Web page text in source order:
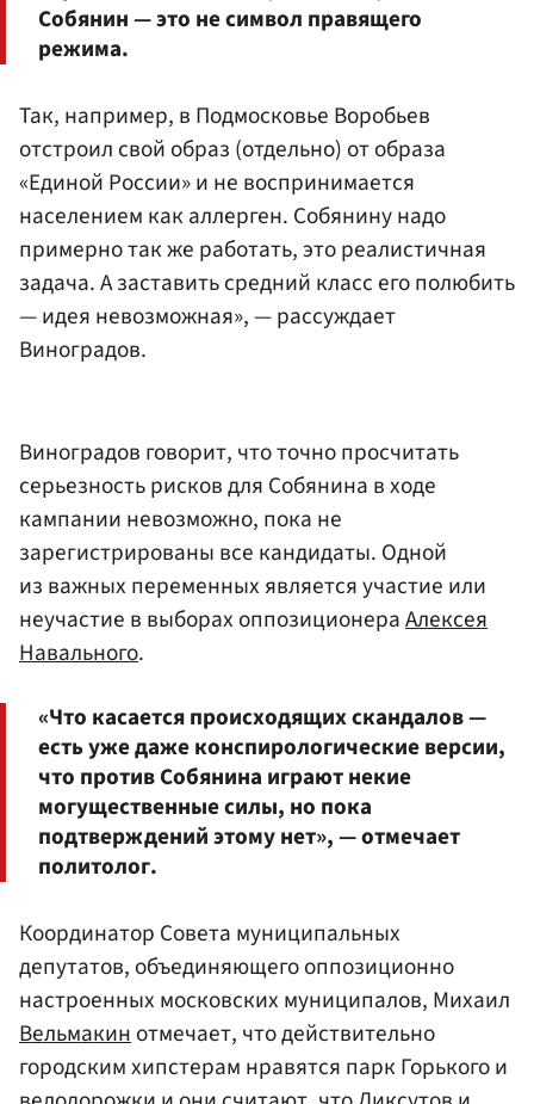
Собянин — это не символ правящего
режима.
Так, например, в Подмосковье Воробьев
отстроил свой образ (отдельно) от образа
«Единой России» и не воспринимается
населением как аллерген. Собянину надо
примерно так же работать, это реалистичная
задача. А заставить средний класс его полюбить
— идея невозможная», — рассуждает
Виноградов.
Виноградов говорит, что точно просчитать
серьезность рисков для Собянина в ходе
кампании невозможно, пока не
зарегистрированы все кандидаты. Одной
из важных переменных является участие или
неучастие в выборах оппозиционераАлексея
Навального.
«Что касается происходящих скандалов —
есть уже даже конспирологические версии,
что против Собянина играют некие
могущественные силы, но пока
подтверждений этому нет», — отмечает
политолог.
Координатор Совета муниципальных
депутатов, объединяющего оппозиционно
настроенных московских муниципалов, Михаил
Вельмакинотмечает, что действительно
городским хипстерам нравятся парк Горького и